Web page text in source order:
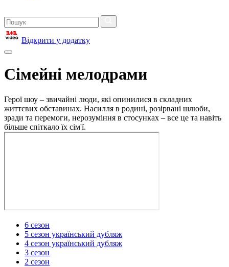
Відкрити у додатку
Сімейні мелодрами
Герої шоу – звичайні люди, які опинилися в складних
життєвих обставинах. Насилля в родині, розірвані шлюби,
зради та перемоги, нерозуміння в стосунках – все це та навіть
більше спіткало їх сім'ї.
6 сезон
5 сезон український дубляж
4 сезон український дубляж
3 сезон
2 сезон